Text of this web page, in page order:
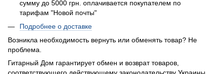
сумму до 5000 грн. оплачивается покупателем по
тарифам "Новой почты"
Подробнее о доставке
Возникла необходимость вернуть или обменять товар? Не
проблема.
Гитарный Дом гарантирует обмен и возврат товаров,